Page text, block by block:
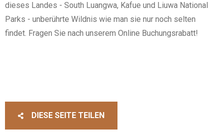
dieses Landes - South Luangwa, Kafue und Liuwa National
Parks - unberührte Wildnis wie man sie nur noch selten
findet. Fragen Sie nach unserem Online Buchungsrabatt!
DIESE SEITE TEILEN